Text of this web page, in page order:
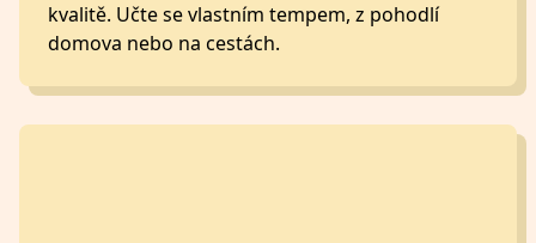
kvalitě. Učte se vlastním tempem, z pohodlí
domova nebo na cestách.